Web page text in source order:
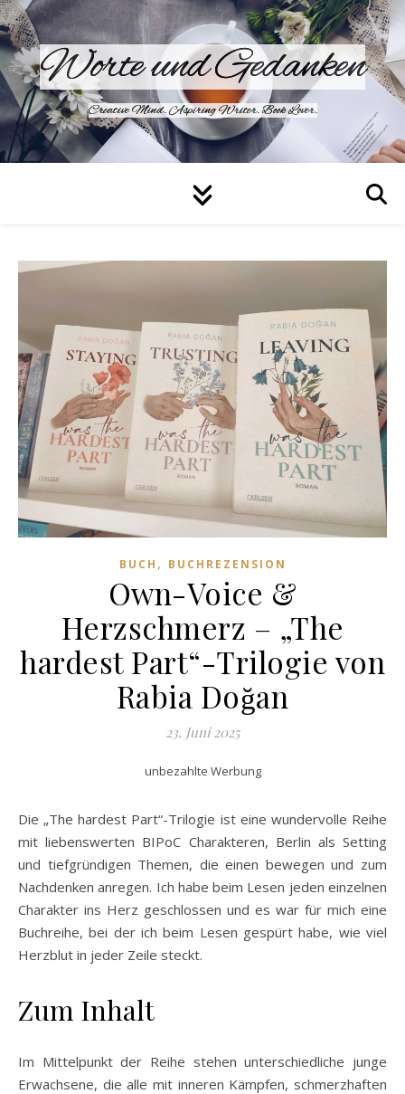
Worte und Gedanken
Creative Mind. Aspiring Writer. Book Lover.
BUCH , BUCHREZENSION
Own-Voice &
Herzschmerz – „The
hardest Part“-Trilogie von
Rabia Doğan
23. Juni 2025
unbezahlte Werbung
Die „The hardest Part“-Trilogie ist eine wundervolle Reihe
mit liebenswerten BIPoC Charakteren, Berlin als Setting
und tiefgründigen Themen, die einen bewegen und zum
Nachdenken anregen. Ich habe beim Lesen jeden einzelnen
Charakter ins Herz geschlossen und es war für mich eine
Buchreihe, bei der ich beim Lesen gespürt habe, wie viel
Herzblut in jeder Zeile steckt.
Zum Inhalt
Im Mittelpunkt der Reihe stehen unterschiedliche junge
Erwachsene, die alle mit inneren Kämpfen, schmerzhaften